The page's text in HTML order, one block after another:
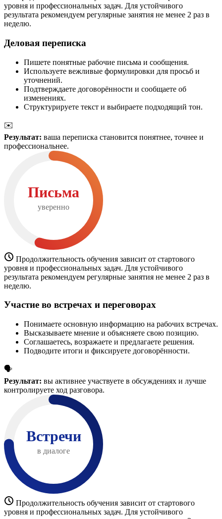
уровня и профессиональных задач. Для устойчивого
результата рекомендуем регулярные занятия не менее 2 раз в
неделю.
Деловая переписка
Пишете понятные рабочие письма и сообщения.
Используете вежливые формулировки для просьб и
уточнений.
Подтверждаете договорённости и сообщаете об
изменениях.
Структурируете текст и выбираете подходящий тон.
✉️
Результат: ваша переписка становится понятнее, точнее и
профессиональнее.
Письма
уверенно
Продолжительность обучения зависит от стартового
уровня и профессиональных задач. Для устойчивого
результата рекомендуем регулярные занятия не менее 2 раз в
неделю.
Участие во встречах и переговорах
Понимаете основную информацию на рабочих встречах.
Высказываете мнение и объясняете свою позицию.
Соглашаетесь, возражаете и предлагаете решения.
Подводите итоги и фиксируете договорённости.
🗣️
Результат: вы активнее участвуете в обсуждениях и лучше
контролируете ход разговора.
Встречи
в диалоге
Продолжительность обучения зависит от стартового
уровня и профессиональных задач. Для устойчивого